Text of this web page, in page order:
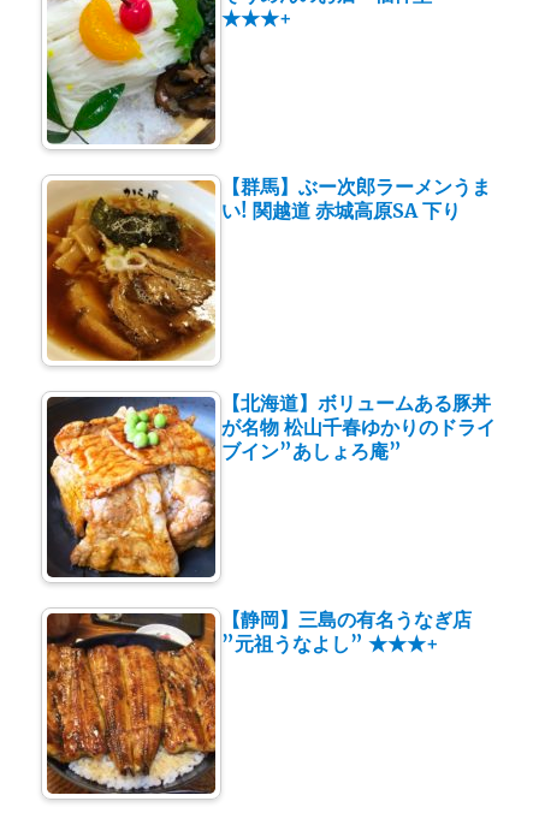
★★★+
【群馬】ぶー次郎ラーメンうま
い! 関越道 赤城高原SA 下り
【北海道】ボリュームある豚丼
が名物 松山千春ゆかりのドライ
ブイン”あしょろ庵”
【静岡】三島の有名うなぎ店
”元祖うなよし” ★★★+